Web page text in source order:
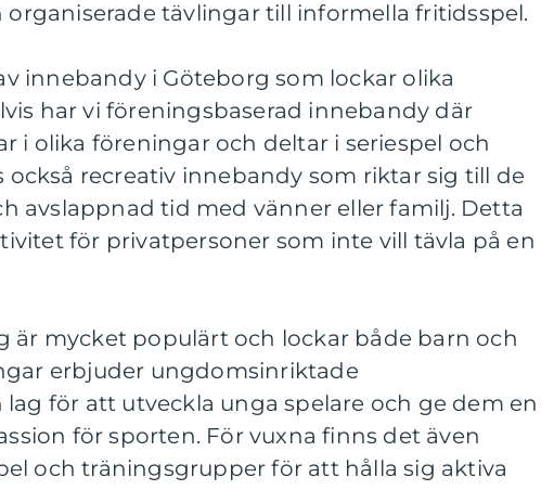
organiserade tävlingar till informella fritidsspel.
innebandy i Göteborg som lockar olika
har vi föreningsbaserad innebandy där
i olika föreningar och deltar i seriespel och
recreativ innebandy som riktar sig till de
avslappnad tid med vänner eller familj. Detta
för privatpersoner som inte vill tävla på en
är mycket populärt och lockar både barn och
erbjuder ungdomsinriktade
för att utveckla unga spelare och ge dem en
för sporten. För vuxna finns det även
och träningsgrupper för att hålla sig aktiva